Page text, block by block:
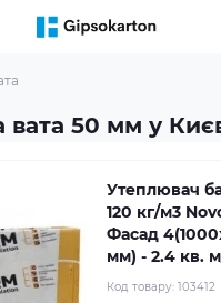
вата 50 мм у
Утеплювач
120 кг/м3
Фасад
мм) - 2.4 кв.
Код товару: 103412